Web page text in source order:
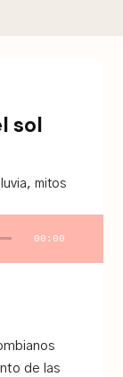
sol
lluvia,mitos
00:00
de las